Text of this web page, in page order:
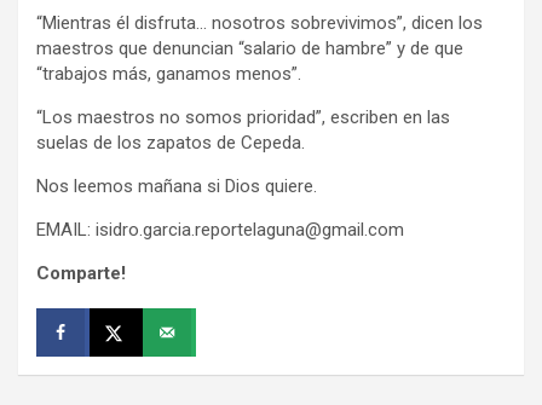
“Mientras él disfruta… nosotros sobrevivimos”, dicen los
maestros que denuncian “salario de hambre” y de que
“trabajos más, ganamos menos”.
“Los maestros no somos prioridad”, escriben en las
suelas de los zapatos de Cepeda.
Nos leemos mañana si Dios quiere.
EMAIL: isidro.garcia.reportelaguna@gmail.com
Comparte!